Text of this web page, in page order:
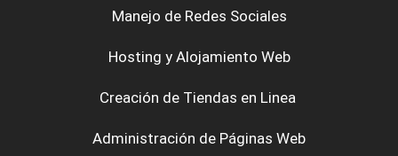
Manejo de Redes Sociales
Hosting y Alojamiento Web
Creación de Tiendas en Linea
Administración de Páginas Web